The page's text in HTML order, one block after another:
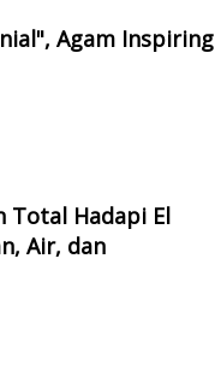
Agam Inspiring
Total Hadapi El
Air, dan